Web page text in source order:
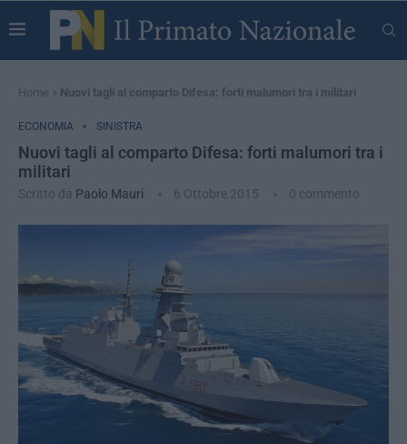
Home » Nuovi tagli al comparto Difesa: forti malumori tra i militari
ECONOMIA SINISTRA
Nuovi tagli al comparto Difesa: forti malumori tra i
militari
Scritto da Paolo Mauri 6 Ottobre 2015 0 commento